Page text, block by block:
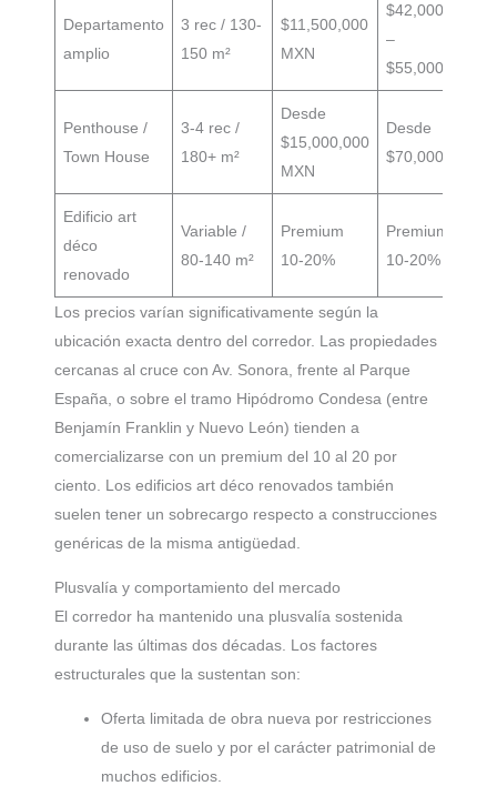
Departamento
amplio
3 rec / 130-
150 m²
$11,500,000
MXN
$42,000
–
$55,000
Penthouse /
Town House
3-4 rec /
180+ m²
Desde
$15,000,000
MXN
Desde
$70,000
Edificio art
déco
renovado
Variable /
80-140 m²
Premium
10-20%
Premium
10-20%
Los precios varían significativamente según la
ubicación exacta dentro del corredor. Las propiedades
cercanas al cruce con Av. Sonora, frente al Parque
España, o sobre el tramo Hipódromo Condesa (entre
Benjamín Franklin y Nuevo León) tienden a
comercializarse con un premium del 10 al 20 por
ciento. Los edificios art déco renovados también
suelen tener un sobrecargo respecto a construcciones
genéricas de la misma antigüedad.
Plusvalía y comportamiento del mercado
El corredor ha mantenido una plusvalía sostenida
durante las últimas dos décadas. Los factores
estructurales que la sustentan son:
Oferta limitada de obra nueva por restricciones
de uso de suelo y por el carácter patrimonial de
muchos edificios.